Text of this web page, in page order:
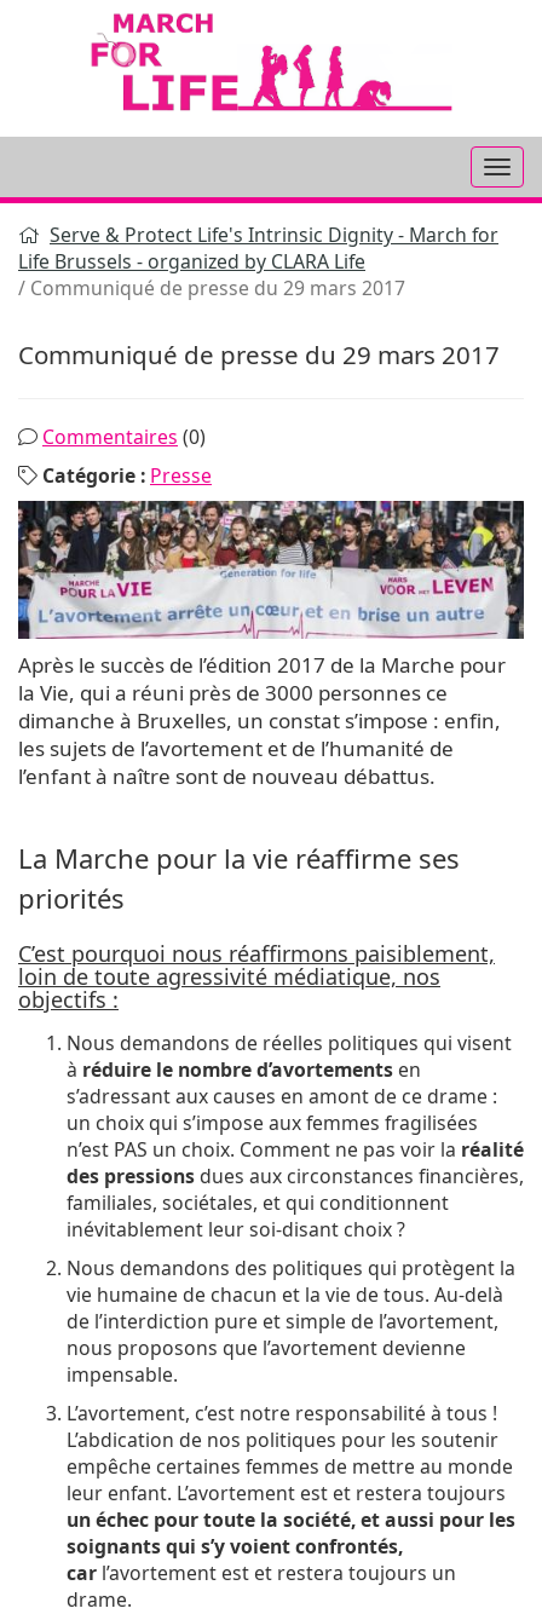
Serve & Protect Life's Intrinsic Dignity - March for
Life Brussels - organized by CLARA Life
Communiqué de presse du 29 mars 2017
Communiqué de presse du 29 mars 2017
Commentaires (0)
Catégorie : Presse
Après le succès de l’édition 2017 de la Marche pour
la Vie, qui a réuni près de 3000 personnes ce
dimanche à Bruxelles, un constat s’impose : enfin,
les sujets de l’avortement et de l’humanité de
l’enfant à naître sont de nouveau débattus.
La Marche pour la vie réaffirme ses
priorités
C’est pourquoi nous réaffirmons paisiblement,
loin de toute agressivité médiatique, nos
objectifs :
Nous demandons de réelles politiques qui visent
à réduire le nombre d’avortementsen
s’adressant aux causes en amont de ce drame :
un choix qui s’impose aux femmes fragilisées
n’est PAS un choix. Comment ne pas voir la réalité
des pressionsdues aux circonstances financières,
familiales, sociétales, et qui conditionnent
inévitablement leur soi-disant choix ?
Nous demandons des politiques qui protègent la
vie humaine de chacun et la vie de tous. Au-delà
de l’interdiction pure et simple de l’avortement,
nous proposons que l’avortement devienne
impensable.
L’avortement, c’est notre responsabilité à tous !
L’abdication de nos politiques pour les soutenir
empêche certaines femmes de mettre au monde
leur enfant. L’avortement est et restera toujours
un échec pour toute la société, et aussi pour les
soignants qui s’y voient confrontés,
car l’avortement est et restera toujours un
drame.